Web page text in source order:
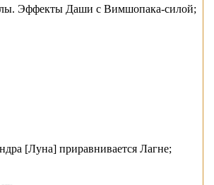
Эффекты Даши с Вимшопака-силой;
[Луна] приравнивается Лагне;